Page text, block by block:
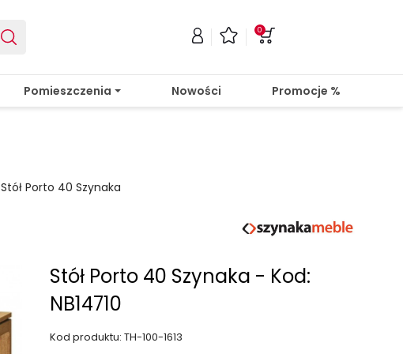
0
Pomieszczenia Nowości Promocje %
Stół Porto 40 Szynaka
Stół Porto 40 Szynaka - Kod:
NB14710
Kod produktu: TH-100-1613